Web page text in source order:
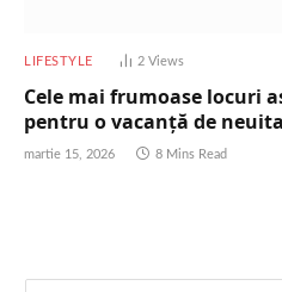
LIFESTYLE 2 Views
Cele mai frumoase locuri
pentru o vacanță de
martie 15, 2026 8 Mins Read